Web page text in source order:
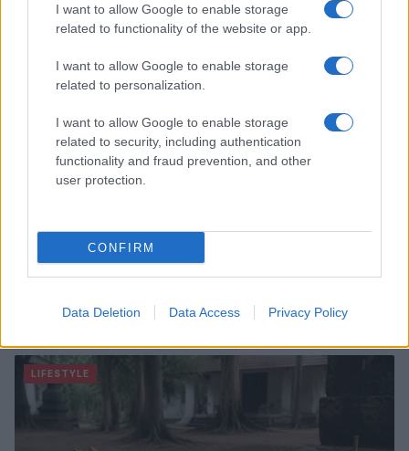
I want to allow Google to enable storage
related to functionality of the website or app.
I want to allow Google to enable storage
related to personalization.
I want to allow Google to enable storage
related to security, including authentication
functionality and fraud prevention, and other
user protection.
CONFIRM
Data Deletion Data Access Privacy Policy
armonico
LIFESTYLE